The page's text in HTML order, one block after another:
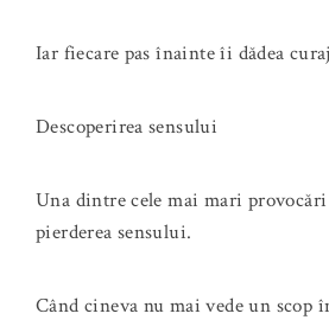
Iar fiecare pas înainte îi dădea
Descoperirea sensului
Una dintre cele mai mari provocări
pierderea sensului.
Când cineva nu mai vede un scop